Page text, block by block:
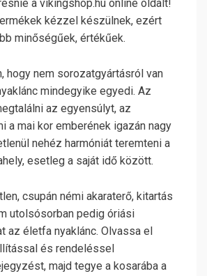
a vikingshop.hu online oldalt!
kézzel készülnek, ezért
minőségűek, értékűek.
hogy nem sorozatgyártásról van
mindegyike egyedi. Az
az egyensúlyt, az
a mai kor emberének igazán nagy
nehéz harmóniát teremteni a
esetleg a saját idő között.
csupán némi akaraterő, kitartás
utolsósorban pedig óriási
az életfa nyaklánc. Olvassa el
és rendeléssel
majd tegye a kosarába a